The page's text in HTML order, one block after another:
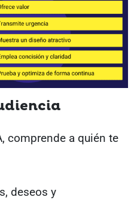
comprende a quién te
deseos y